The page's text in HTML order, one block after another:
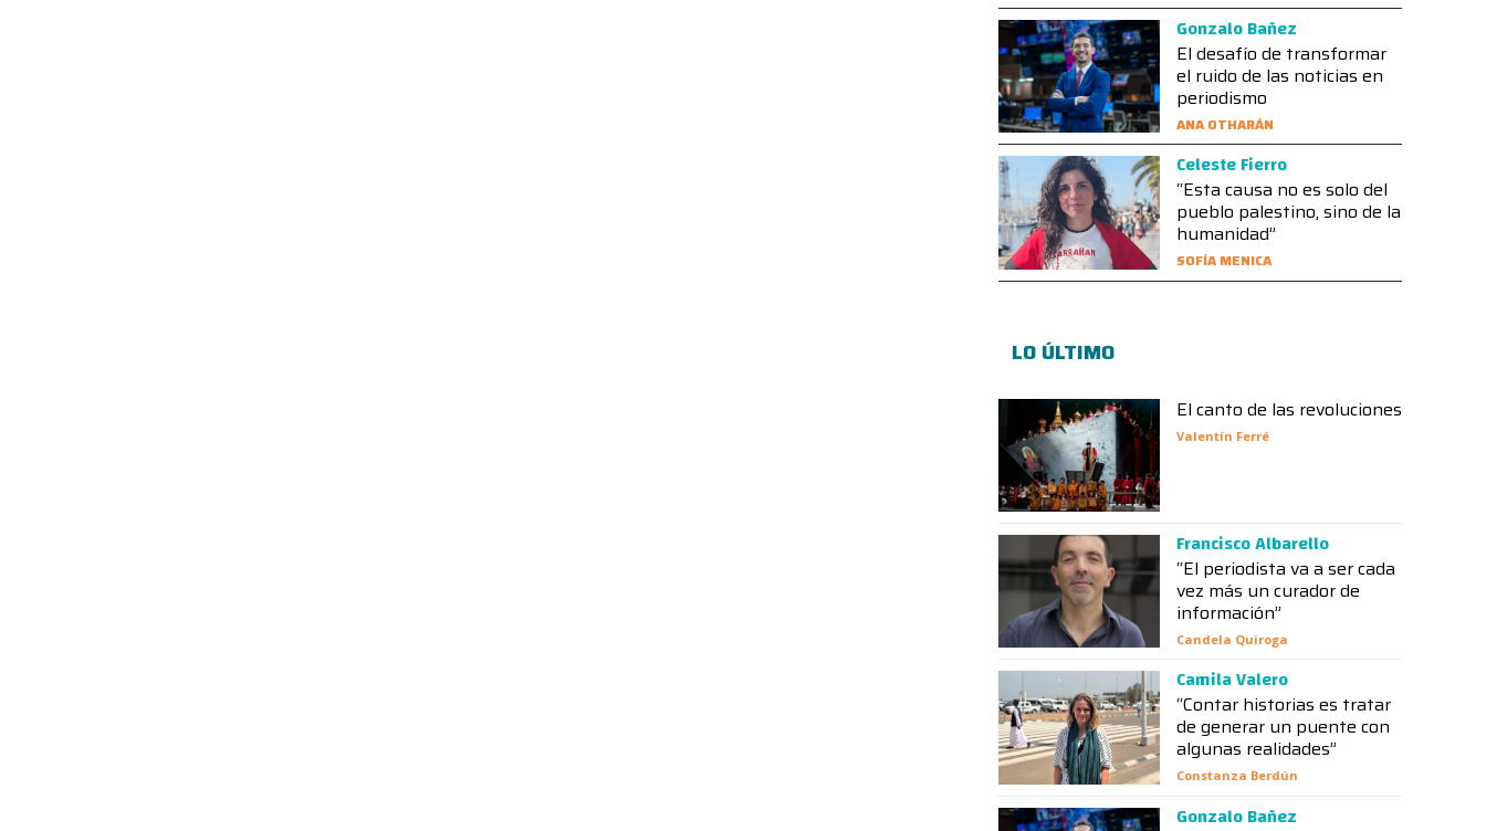
Gonzalo Bañez
El desafío de transformar
el ruido de las noticias en
periodismo
ANA OTHARÁN
Celeste Fierro
“Esta causa no es solo del
pueblo palestino, sino de la
humanidad”
SOFÍA MENICA
LO ÚLTIMO
El canto de las revoluciones
Valentín Ferré
Francisco Albarello
“El periodista va a ser cada
vez más un curador de
información”
Candela Quiroga
Camila Valero
“Contar historias es tratar
de generar un puente con
algunas realidades”
Constanza Berdún
Gonzalo Bañez